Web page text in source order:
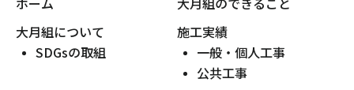
大月組について
SDGsの取組
施工実績
一般・個人工事
公共工事